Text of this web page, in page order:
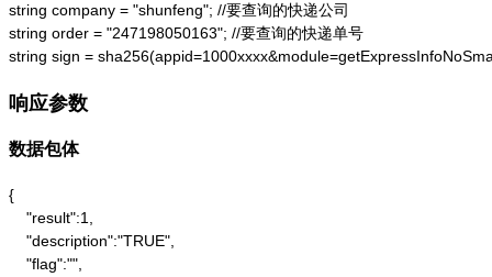
string company = "shunfeng"; //要查询的快递公司
string order = "247198050163"; //要查询的快递单号
string sign =
响应参数
数据包体
{
    "result":1,
    "description":"TRUE",
    "flag":"",